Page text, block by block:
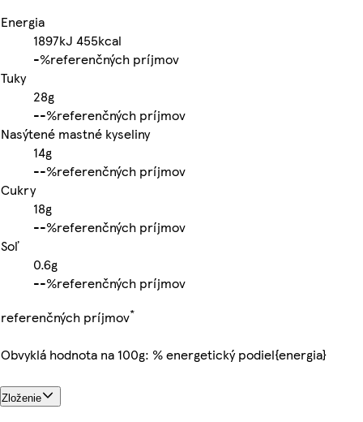
Energia
1897kJ 455kcal
-%referenčných príjmov
Tuky
28g
--%referenčných príjmov
Nasýtené mastné kyseliny
14g
--%referenčných príjmov
Cukry
18g
--%referenčných príjmov
Soľ
0.6g
--%referenčných príjmov
referenčných príjmov*
Obvyklá hodnota na 100g: % energetický podiel{energia}
Zloženie